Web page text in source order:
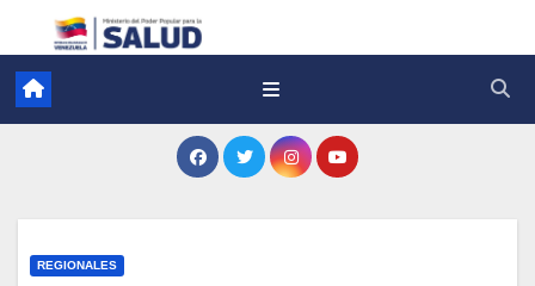
REGIONALES